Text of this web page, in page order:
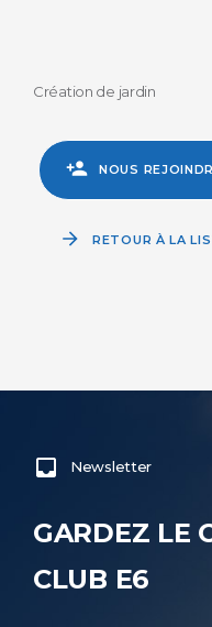
Création de jardin
NOUS
RETOUR À LA
Newsletter
GARDEZ LE
CLUB E6